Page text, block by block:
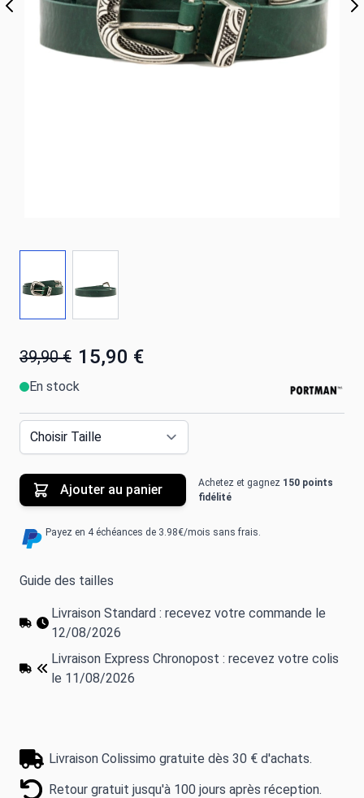
39,90 € 15,90 €
En stock
Ajouter au panier Achetez et gagnez 150 points
fidélité
Payez en 4 échéances de 3.98€/mois sans frais.
Guide des tailles
Livraison Standard : recevez votre commande le
12/08/2026
Livraison Express Chronopost : recevez votre colis
le 11/08/2026
Livraison Colissimo gratuite dès 30 € d'achats.
Retour gratuit jusqu'à 100 jours après réception.